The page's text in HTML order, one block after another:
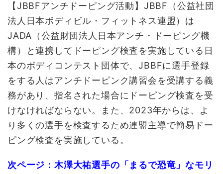
【JBBFアンチドーピング活動】JBBF（公益社団
法人日本ボディビル・フィットネス連盟）は
JADA（公益財団法人日本アンチ・ドーピング機
構）と連携してドーピング検査を実施している日
本のボディコンテスト団体で、JBBFに選手登録
をする人はアンチドーピンク講習会を受講する義
務があり、指名された場合にドーピング検査を受
けなければならない。また、2023年からは、よ
り多くの選手を検査するため連盟主導で簡易ドー
ピング検査を実施している。
次ページ：木澤大祐選手の「まるで恐竜」なモリ